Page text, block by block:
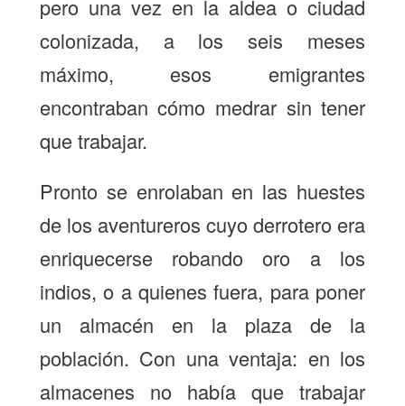
pero una vez en la aldea o ciudad
colonizada, a los seis meses
máximo, esos emigrantes
encontraban cómo medrar sin tener
que trabajar.
Pronto se enrolaban en las huestes
de los aventureros cuyo derrotero era
enriquecerse robando oro a los
indios, o a quienes fuera, para poner
un almacén en la plaza de la
población. Con una ventaja: en los
almacenes no había que trabajar